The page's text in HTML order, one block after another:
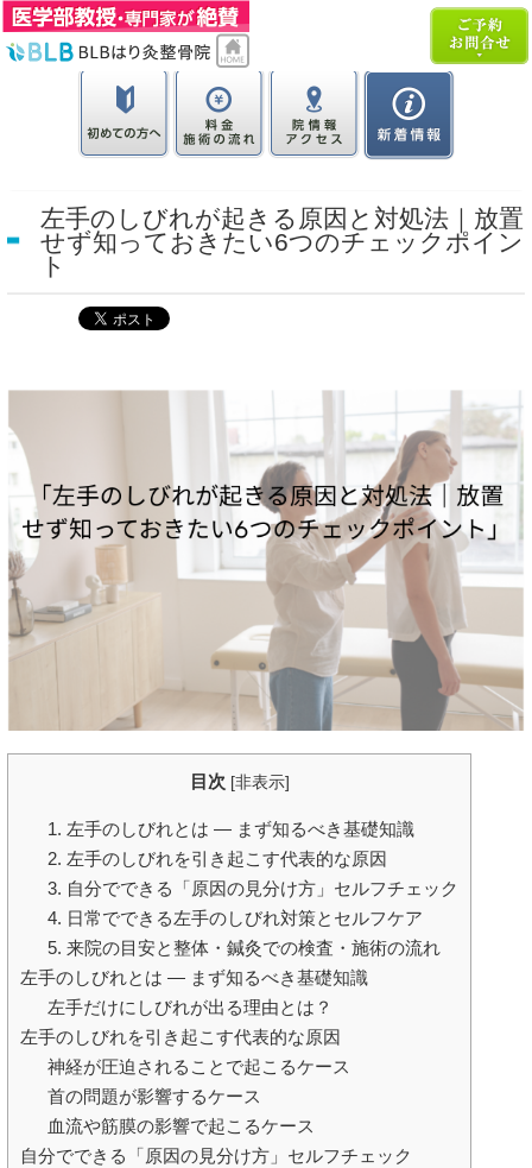
左手のしびれが起きる原因と対処法｜放置
せず知っておきたい6つのチェックポイン
ト
目次 [非表示]
1. 左手のしびれとは ― まず知るべき基礎知識
2. 左手のしびれを引き起こす代表的な原因
3. 自分でできる「原因の見分け方」セルフチェック
4. 日常でできる左手のしびれ対策とセルフケア
5. 来院の目安と整体・鍼灸での検査・施術の流れ
左手のしびれとは ― まず知るべき基礎知識
左手だけにしびれが出る理由とは？
左手のしびれを引き起こす代表的な原因
神経が圧迫されることで起こるケース
首の問題が影響するケース
血流や筋膜の影響で起こるケース
自分でできる「原因の見分け方」セルフチェック